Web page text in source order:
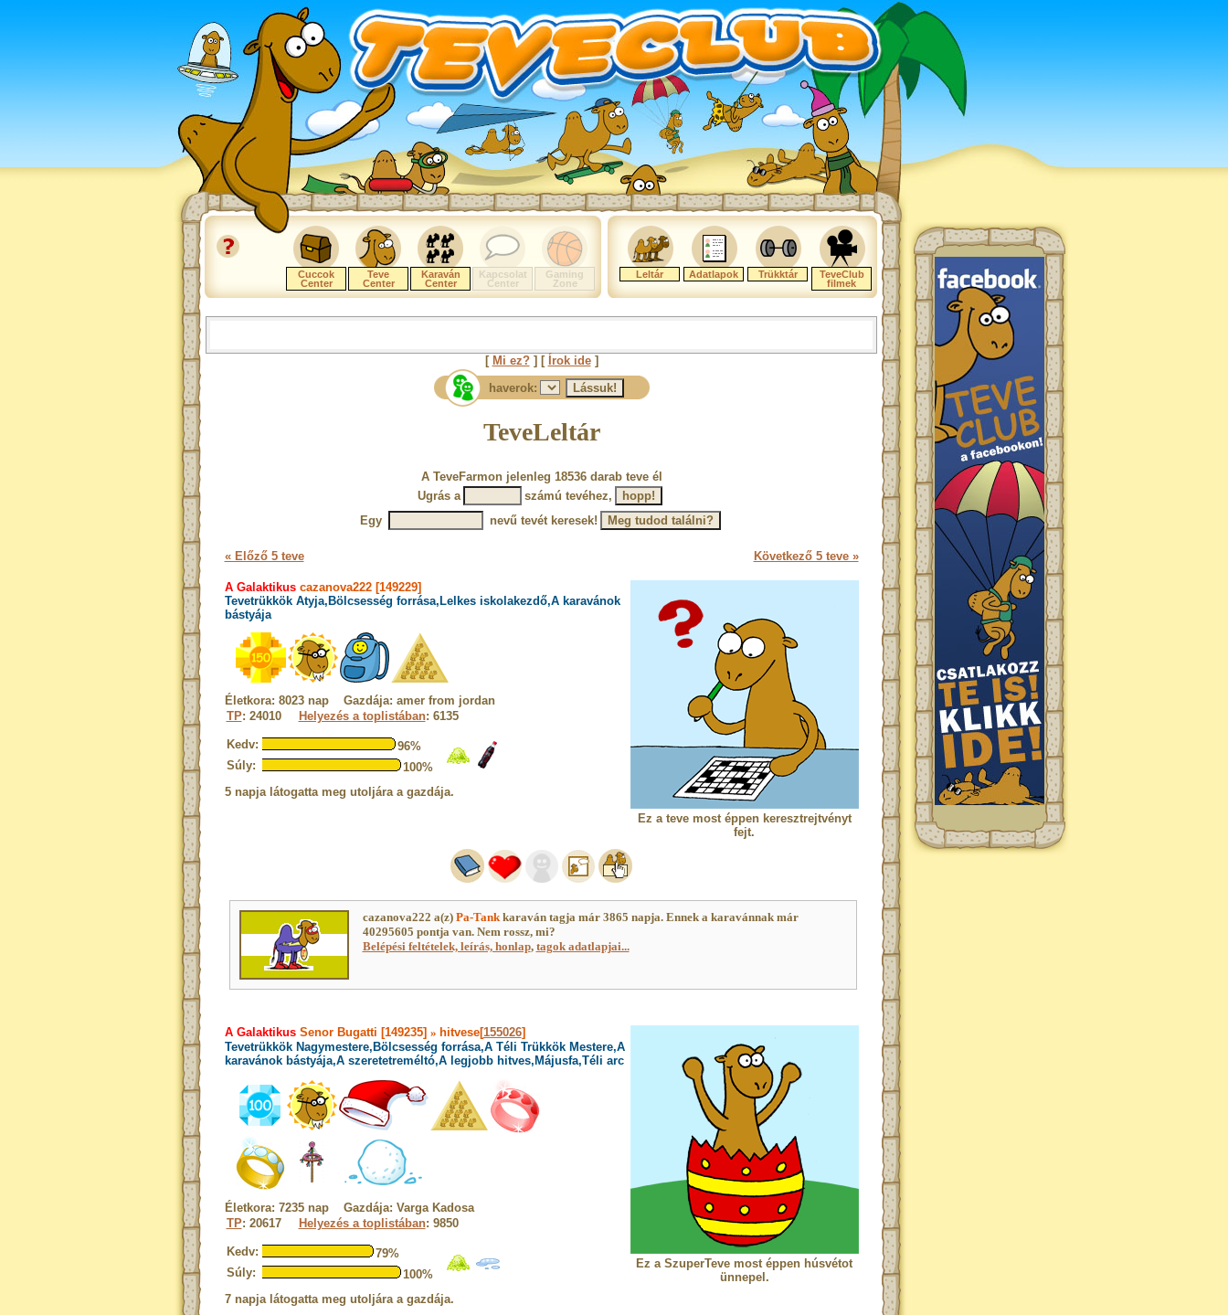
Cuccok
Center
Teve
Center
Karaván
Center
Kapcsolat
Center
Gaming
Zone
Leltár Adatlapok Trükktár
TeveClub
filmek
[ Mi ez?] [ Írok ide]
haverok:
TeveLeltár
A TeveFarmon jelenleg 18536 darab teve él
Ugrás a
számú tevéhez,
Egy
nevű tevét keresek!
« Előző 5 teve Következő 5 teve »
A Galaktikuscazanova222 [149229]
Tevetrükkök Atyja,Bölcsesség forrása,Lelkes iskolakezdő,A karavánok
bástyája
Életkora: 8023 nap Gazdája: amer from jordan
TP: 24010 Helyezés a toplistában: 6135
Kedv:
96%
Súly:
100%
5 napja látogatta meg utoljára a gazdája.
Ez a teve most éppen keresztrejtvényt
fejt.
cazanova222 a(z) Pa-Tankkaraván tagja már 3865 napja. Ennek a karavánnak már
40295605 pontja van. Nem rossz, mi?
Belépési feltételek, leírás, honlap, tagok adatlapjai...
A GalaktikusSenor Bugatti [149235] » hitvese[155026]
Tevetrükkök Nagymestere,Bölcsesség forrása,A Téli Trükkök Mestere,A
karavánok bástyája,A szeretetreméltó,A legjobb hitves,Májusfa,Téli arc
Életkora: 7235 nap Gazdája: Varga Kadosa
TP: 20617 Helyezés a toplistában: 9850
Kedv:
79%
Súly:
100%
7 napja látogatta meg utoljára a gazdája.
Ez a SzuperTeve most éppen húsvétot
ünnepel.